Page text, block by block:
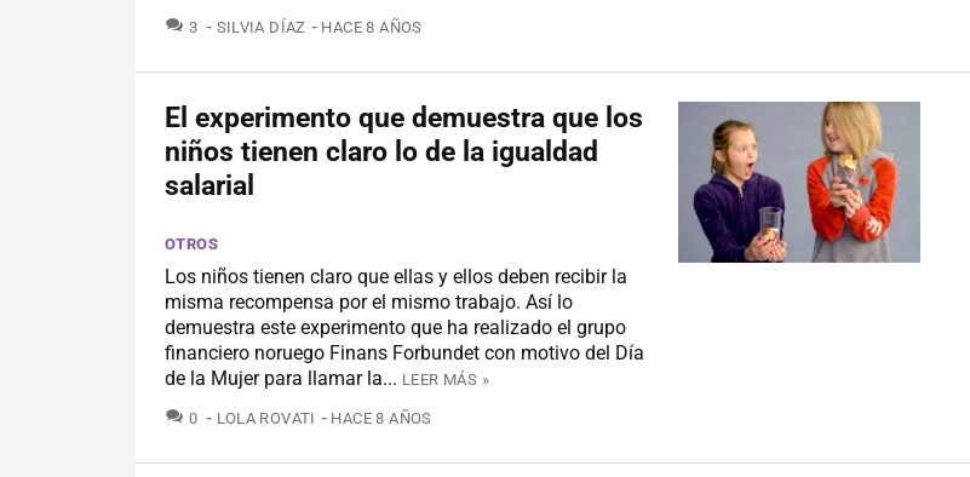
3 COMENTARIOS
SILVIA DÍAZ HACE 8 AÑOS
El experimento que demuestra que los
niños tienen claro lo de la igualdad
salarial
OTROS
Los niños tienen claro que ellas y ellos deben recibir la
misma recompensa por el mismo trabajo. Así lo
demuestra este experimento que ha realizado el grupo
financiero noruego Finans Forbundet con motivo del Día
de la Mujer para llamar la... LEER MÁS »
0 COMENTARIOS
LOLA ROVATI HACE 8 AÑOS